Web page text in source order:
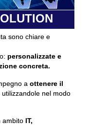
sono chiare e
personalizzate e
concreta.
a ottenere il
, utilizzandole nel modo
ambito IT,